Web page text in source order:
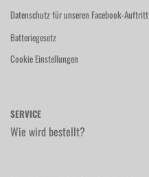
Datenschutz für unseren Facebook-Auftritt
Batteriegesetz
Cookie Einstellungen
SERVICE
Wie wird bestellt?